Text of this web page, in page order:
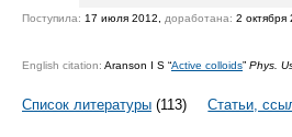
Поступила: 17 июля 2012, доработана: 2 октября
English citation: Aranson I S “Active colloids” Phys.
Список литературы (113) Статьи,